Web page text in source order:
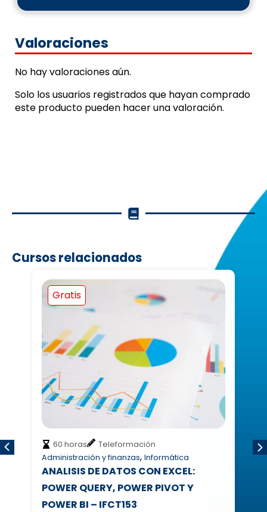
Valoraciones
No hay valoraciones aún.
Solo los usuarios registrados que hayan comprado
este producto pueden hacer una valoración.
Cursos relacionados
Gratis
150 horas Aula virtual
Comercio, Empresa, Tecnología
ATRACCIÓN, CAPTACIÓN Y
FIDELIZACIÓN DE CLIENTELA EN
PYMES